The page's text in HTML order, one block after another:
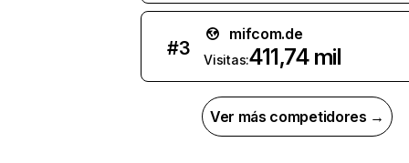
#3
mifcom.de
Visitas:411,74 mil
Ver más competidores →